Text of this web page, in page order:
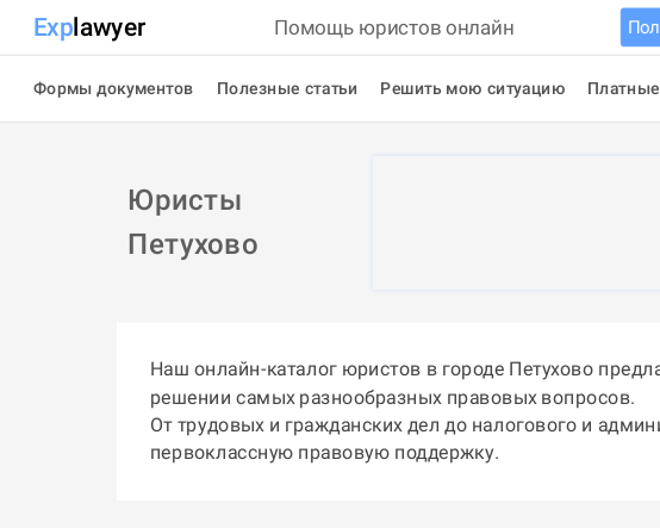
Explawyer Помощь юристов онлайн
Формы документов Полезные статьи Решить мою ситуацию Платные
Юристы
Петухово
Наш онлайн-каталог юристов в городе Петухово
решении самых разнообразных правовых вопросов.
От трудовых и гражданских дел до налогового и
первоклассную правовую поддержку.